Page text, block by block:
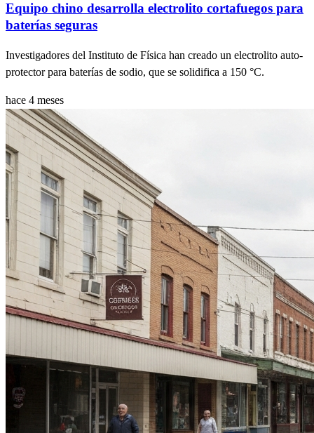
Equipo chino desarrolla electrolito cortafuegos para
baterías seguras
Investigadores del Instituto de Física han creado un electrolito auto-
protector para baterías de sodio, que se solidifica a 150 °C.
hace 4 meses